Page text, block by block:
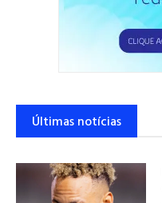
Últimas notícias